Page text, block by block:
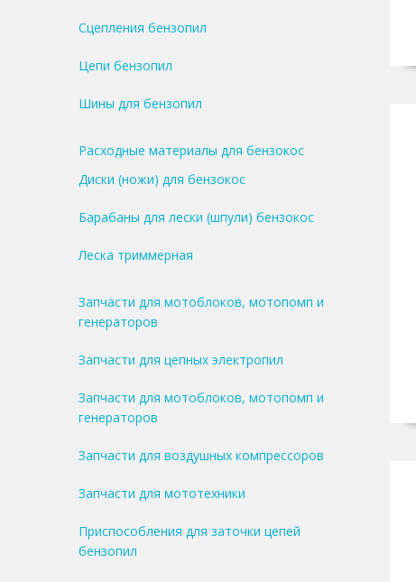
Сцепления бензопил
Цепи бензопил
Шины для бензопил
Расходные материалы для бензокос
Диски (ножи) для бензокос
Барабаны для лески (шпули) бензокос
Леска триммерная
Запчасти для мотоблоков, мотопомп и
генераторов
Запчасти для цепных электропил
Запчасти для мотоблоков, мотопомп и
генераторов
Запчасти для воздушных компрессоров
Запчасти для мототехники
Приспособления для заточки цепей
бензопил